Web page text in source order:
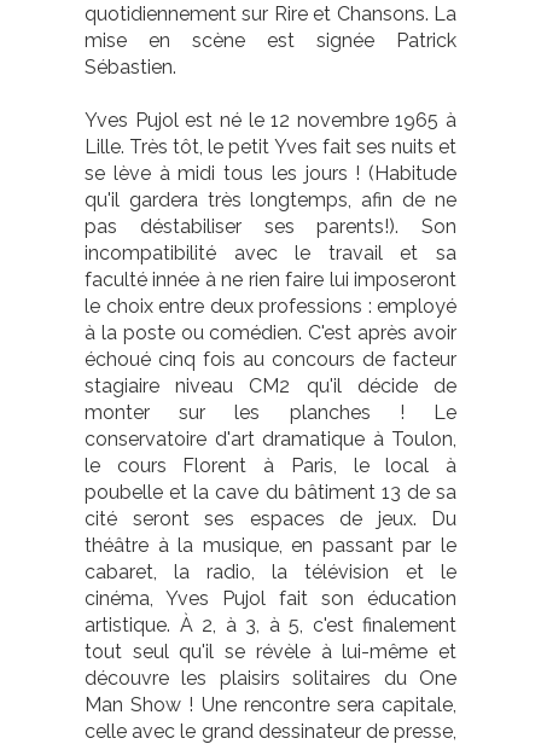
quotidiennement sur Rire et Chansons. La
mise en scène est signée Patrick
Sébastien.
Yves Pujol est né le 12 novembre 1965 à
Lille. Très tôt, le petit Yves fait ses nuits et
se lève à midi tous les jours ! (Habitude
qu'il gardera très longtemps, afin de ne
pas déstabiliser ses parents!). Son
incompatibilité avec le travail et sa
faculté innée à ne rien faire lui imposeront
le choix entre deux professions : employé
à la poste ou comédien. C'est après avoir
échoué cinq fois au concours de facteur
stagiaire niveau CM2 qu'il décide de
monter sur les planches ! Le
conservatoire d'art dramatique à Toulon,
le cours Florent à Paris, le local à
poubelle et la cave du bâtiment 13 de sa
cité seront ses espaces de jeux. Du
théâtre à la musique, en passant par le
cabaret, la radio, la télévision et le
cinéma, Yves Pujol fait son éducation
artistique. À 2, à 3, à 5, c'est finalement
tout seul qu'il se révèle à lui-même et
découvre les plaisirs solitaires du One
Man Show ! Une rencontre sera capitale,
celle avec le grand dessinateur de presse,